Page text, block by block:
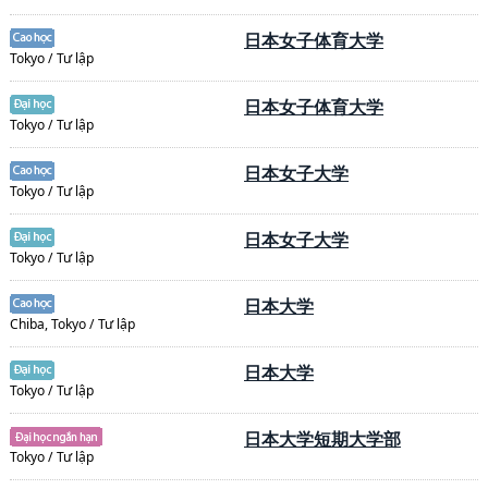
Tokyo / Tư lập
日本女子体育大学
Tokyo / Tư lập
日本女子体育大学
Tokyo / Tư lập
日本女子大学
Tokyo / Tư lập
日本女子大学
Chiba, Tokyo / Tư lập
日本大学
Tokyo / Tư lập
日本大学
Tokyo / Tư lập
日本大学短期大学部